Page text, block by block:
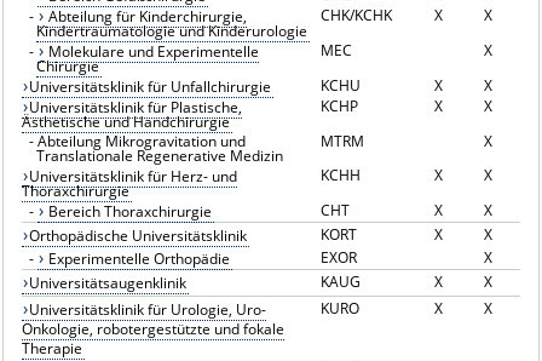
-
Abteilung für Kinderchirurgie,
Kindertraumatologie und Kinderurologie
CHK/KCHK X
X
-
Molekulare und Experimentelle
Chirurgie
MEC
X
Universitätsklinik für Unfallchirurgie
KCHU X
X
Universitätsklinik für Plastische,
Ästhetische und Handchirurgie
KCHP X
X
-Abteilung Mikrogravitation und
Translationale Regenerative Medizin
MTRM
X
Universitätsklinik für Herz- und
Thoraxchirurgie
KCHH X
X
-
Bereich Thoraxchirurgie CHT X
X
Orthopädische Universitätsklinik
KORT X
X
-
Experimentelle Orthopädie EXOR
X
Universitätsaugenklinik
KAUG X
X
Universitätsklinik für Urologie, Uro-
Onkologie, robotergestützte und fokale
Therapie
KURO X X